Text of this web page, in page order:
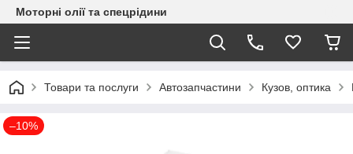
Моторні олії та спецрідини
Товари та послуги Автозапчастини Кузов, оптика
–10%